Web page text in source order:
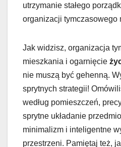
utrzymanie stałego
organizacji tymczasowego
Jak widzisz, organizacja
mieszkania i ogarnięcie
nie muszą być gehenną.
sprytnych strategii!
według pomieszczeń,
sprytne układanie
minimalizm i inteligentne
przestrzeni. Pamiętaj też,